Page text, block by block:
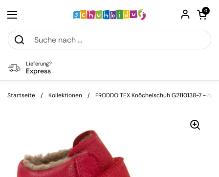
Menü öffnen
Warenkorb
0
Lieferung?
Express
Startseite / Kollektionen / FRODDO TEX Knöchelschuh G2110138-7 - rot